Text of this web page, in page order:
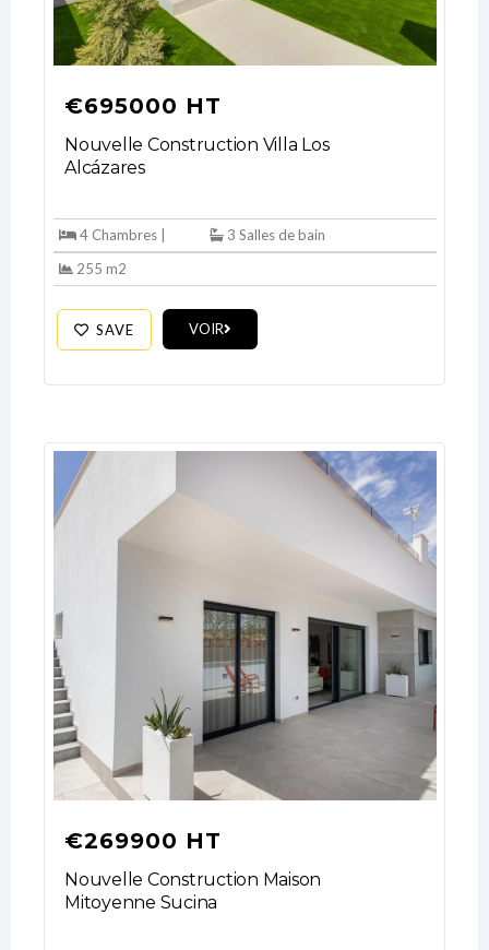
€695000 HT
Nouvelle Construction Villa Los
Alcázares
4 Chambres |
3 Salles de bain
255 m2
SAVE VOIR
€269900 HT
Nouvelle Construction Maison
Mitoyenne Sucina